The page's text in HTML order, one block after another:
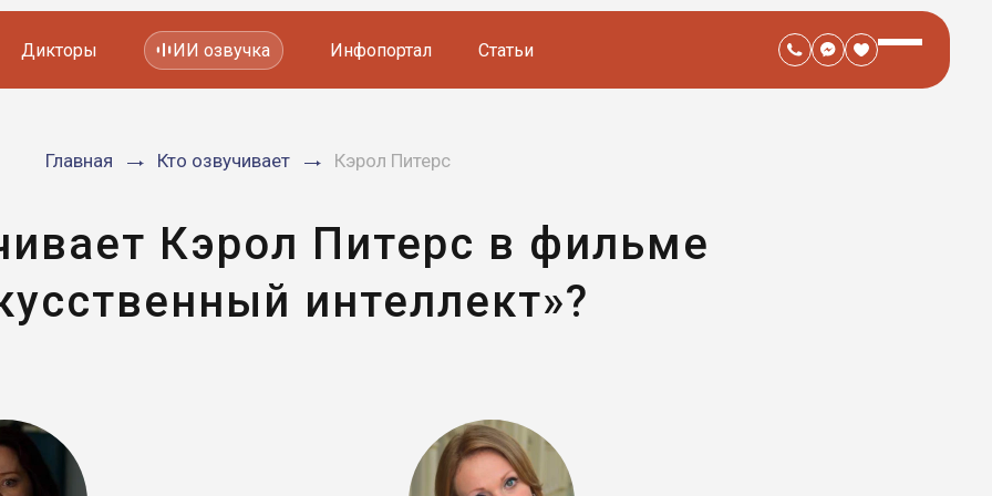
Мультфильмов
Дикторы ИИ озвучка Инфопортал Статьи
Главная Кто озвучивает Кэрол Питерс
Кэрол Питерс в фильме
интеллект»?